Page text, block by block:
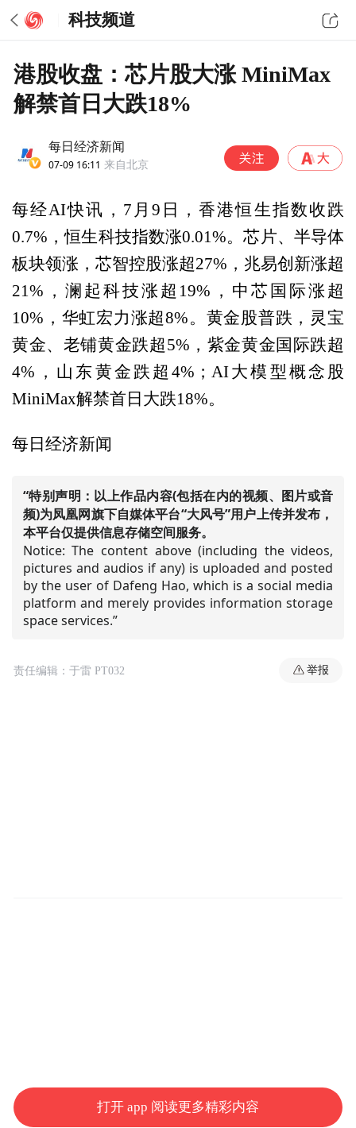
科技频道
港股收盘：芯片股大涨 MiniMax
解禁首日大跌18%
每日经济新闻
07-09 16:11 来自北京
每经AI快讯，7月9日，香港恒生指数收跌
0.7%，恒生科技指数涨0.01%。芯片、半导体
板块领涨，芯智控股涨超27%，兆易创新涨超
21%，澜起科技涨超19%，中芯国际涨超
10%，华虹宏力涨超8%。黄金股普跌，灵宝
黄金、老铺黄金跌超5%，紫金黄金国际跌超
4%，山东黄金跌超4%；AI大模型概念股
MiniMax解禁首日大跌18%。
每日经济新闻
“特别声明：以上作品内容(包括在内的视频、图片或音
频)为凤凰网旗下自媒体平台“大风号”用户上传并发布，
本平台仅提供信息存储空间服务。
Notice: The content above (including the videos,
pictures and audios if any) is uploaded and posted
by the user of Dafeng Hao, which is a social media
platform and merely provides information storage
space services.”
责任编辑：于雷 PT032 举报
打开 app 阅读更多精彩内容